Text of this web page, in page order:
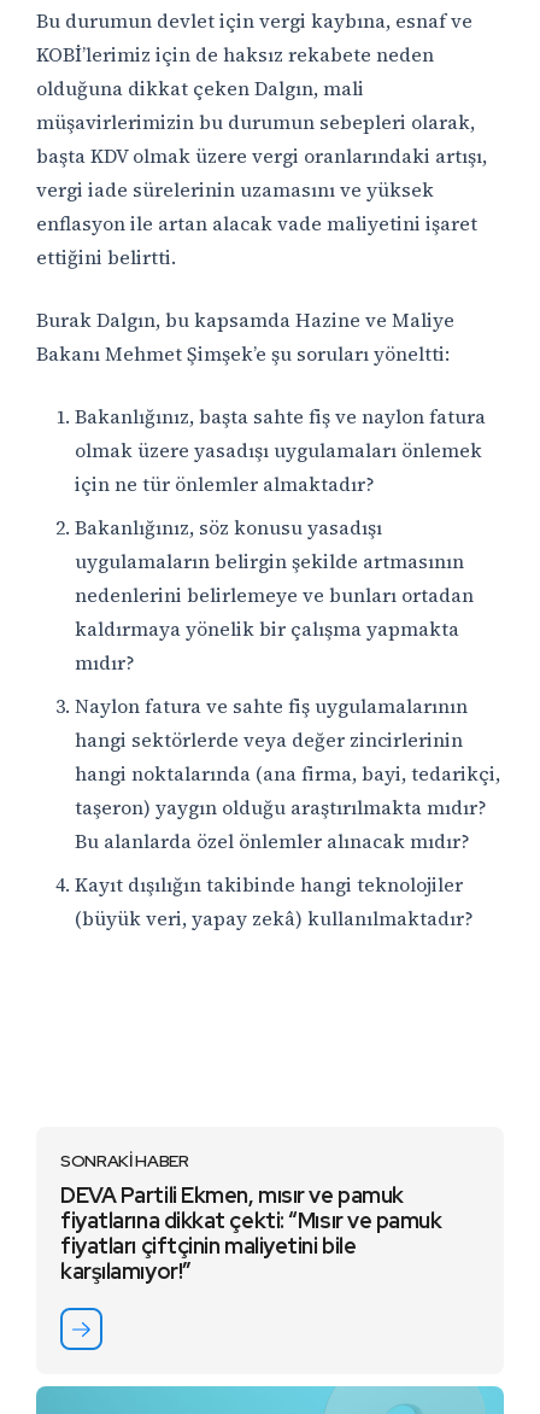
Bu durumun devlet için vergi kaybına, esnaf ve
KOBİ’lerimiz için de haksız rekabete neden
olduğuna dikkat çeken Dalgın, mali
müşavirlerimizin bu durumun sebepleri olarak,
başta KDV olmak üzere vergi oranlarındaki artışı,
vergi iade sürelerinin uzamasını ve yüksek
enflasyon ile artan alacak vade maliyetini işaret
ettiğini belirtti.
Burak Dalgın, bu kapsamda Hazine ve Maliye
Bakanı Mehmet Şimşek’e şu soruları yöneltti:
Bakanlığınız, başta sahte fiş ve naylon fatura
olmak üzere yasadışı uygulamaları önlemek
için ne tür önlemler almaktadır?
Bakanlığınız, söz konusu yasadışı
uygulamaların belirgin şekilde artmasının
nedenlerini belirlemeye ve bunları ortadan
kaldırmaya yönelik bir çalışma yapmakta
mıdır?
Naylon fatura ve sahte fiş uygulamalarının
hangi sektörlerde veya değer zincirlerinin
hangi noktalarında (ana firma, bayi, tedarikçi,
taşeron) yaygın olduğu araştırılmakta mıdır?
Bu alanlarda özel önlemler alınacak mıdır?
Kayıt dışılığın takibinde hangi teknolojiler
(büyük veri, yapay zekâ) kullanılmaktadır?
SONRAKİ HABER
DEVA Partili Ekmen, mısır ve pamuk
fiyatlarına dikkat çekti: “Mısır ve pamuk
fiyatları çiftçinin maliyetini bile
karşılamıyor!”